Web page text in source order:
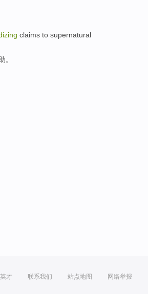
claims to supernatural
。
才 联系我们 站点地图 网络举报